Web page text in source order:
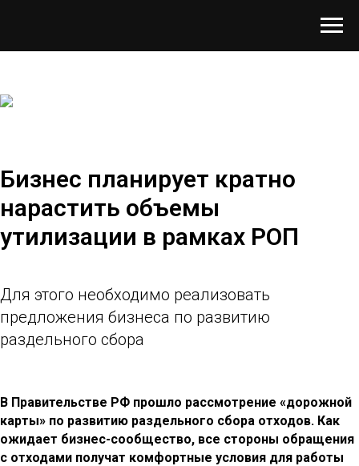
Бизнес планирует кратно
нарастить объемы
утилизации в рамках РОП
Для этого необходимо реализовать
предложения бизнеса по развитию
раздельного сбора
В Правительстве РФ прошло рассмотрение «дорожной
карты» по развитию раздельного сбора отходов. Как
ожидает бизнес-сообщество, все стороны обращения
с отходами получат комфортные условия для работы